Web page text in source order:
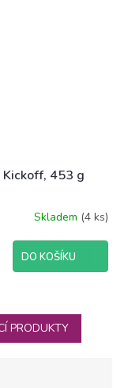
Kickoff, 453 g
Skladem (4 ks)
DO KOŠÍKU
PRODUKTY